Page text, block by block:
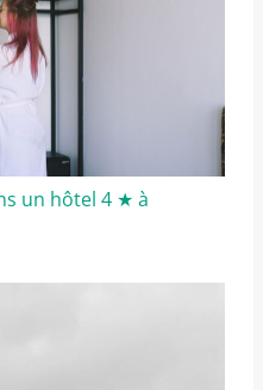
un hôtel 4 ★ à